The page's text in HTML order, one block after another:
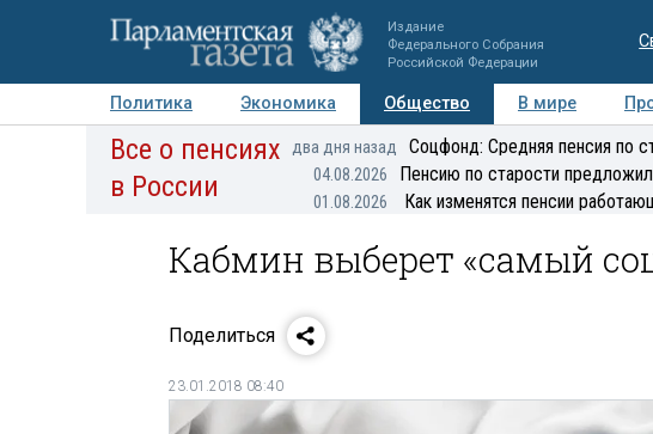
Издание
Федерального Собрания
Российской Федерации
Политика Экономика Общество В мире
Авторы Персоны Мнения Регионы
Все о пенсиях
в России
два дня назад Соцфонд: Средняя пенсия по
04.08.2026 Пенсию по старости
01.08.2026 Как изменятся пенсии
Кабмин выберет «самый
Поделиться
23.01.2018 08:40